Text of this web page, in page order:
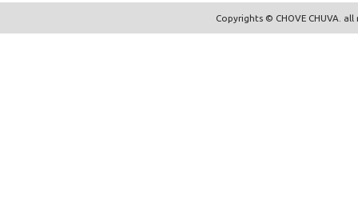
Copyrights © CHOVE CHUVA.